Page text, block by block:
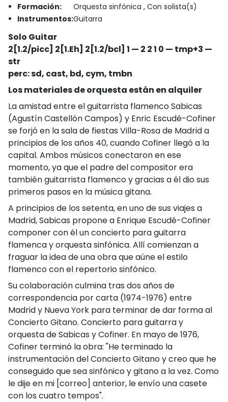
Formación:
Orquesta sinfónica , Con solista(s)
Instrumentos:Guitarra
Solo Guitar
2[1.2/picc] 2[1.Eh] 2[1.2/bcl] 1 — 2 2 1 0 — tmp+3 —
str
perc: sd, cast, bd, cym, tmbn
Los materiales de orquesta están en alquiler
La amistad entre el guitarrista flamenco Sabicas
(Agustín Castellón Campos) y Enric Escudé-Cofiner
se forjó en la sala de fiestas Villa-Rosa de Madrid a
principios de los años 40, cuando Cofiner llegó a la
capital. Ambos músicos conectaron en ese
momento, ya que el padre del compositor era
también guitarrista flamenco y gracias a él dio sus
primeros pasos en la música gitana.
A principios de los setenta, en uno de sus viajes a
Madrid, Sabicas propone a Enrique Escudé-Cofiner
componer con él un concierto para guitarra
flamenca y orquesta sinfónica. Allí comienzan a
fraguar la idea de una obra que aúne el estilo
flamenco con el repertorio sinfónico.
Su colaboración culmina tras dos años de
correspondencia por carta (1974-1976) entre
Madrid y Nueva York para terminar de dar forma al
Concierto Gitano. Concierto para guitarra y
orquesta de Sabicas y Cofiner. En mayo de 1976,
Cofiner terminó la obra: "He terminado la
instrumentación del Concierto Gitano y creo que he
conseguido que sea sinfónico y gitano a la vez. Como
le dije en mi [correo] anterior, le envío una casete
con los cuatro tempos".